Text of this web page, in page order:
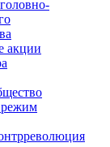
акции